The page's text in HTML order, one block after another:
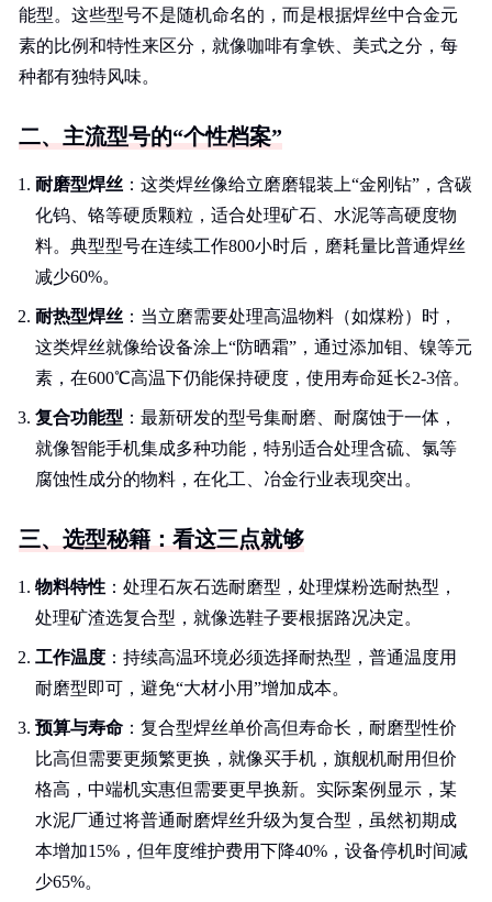
能型。这些型号不是随机命名的，而是根据焊丝中合金元
素的比例和特性来区分，就像咖啡有拿铁、美式之分，每
种都有独特风味。
二、主流型号的“个性档案”
耐磨型焊丝 ：这类焊丝像给立磨磨辊装上“金刚钻”，含碳
化钨、铬等硬质颗粒，适合处理矿石、水泥等高硬度物
料。典型型号在连续工作800小时后，磨耗量比普通焊丝
减少60%。
耐热型焊丝 ：当立磨需要处理高温物料（如煤粉）时，
这类焊丝就像给设备涂上“防晒霜”，通过添加钼、镍等元
素，在600℃高温下仍能保持硬度，使用寿命延长2-3倍。
复合功能型 ：最新研发的型号集耐磨、耐腐蚀于一体，
就像智能手机集成多种功能，特别适合处理含硫、氯等
腐蚀性成分的物料，在化工、冶金行业表现突出。
三、选型秘籍：看这三点就够
物料特性 ：处理石灰石选耐磨型，处理煤粉选耐热型，
处理矿渣选复合型，就像选鞋子要根据路况决定。
工作温度 ：持续高温环境必须选择耐热型，普通温度用
耐磨型即可，避免“大材小用”增加成本。
预算与寿命 ：复合型焊丝单价高但寿命长，耐磨型性价
比高但需要更频繁更换，就像买手机，旗舰机耐用但价
格高，中端机实惠但需要更早换新。实际案例显示，某
水泥厂通过将普通耐磨焊丝升级为复合型，虽然初期成
本增加15%，但年度维护费用下降40%，设备停机时间减
少65%。